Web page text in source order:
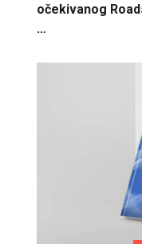
očekivanog
…